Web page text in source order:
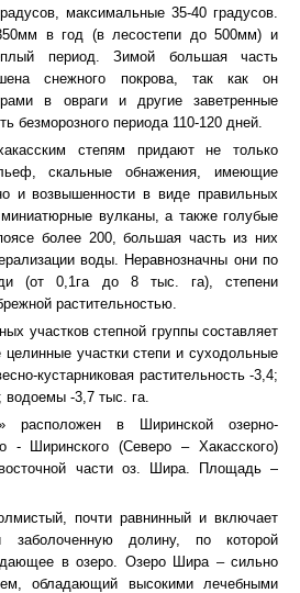
максимальные 35-40 градусов.
в год (в лесостепи до 500мм) и
период. Зимой большая часть
снежного покрова, так как он
в овраги и другие заветренные
безморозного периода 110-120 дней.
степям придают не только
скальные обнажения, имеющие
и возвышенности в виде правильных
вулканы, а также голубые
более 200, большая часть из них
воды. Неравнозначны они по
(от 0,1га до 8 тыс. га), степени
растительностью.
участков степной группы составляет
участки степи и суходольные
кустарниковая растительность -3,4;
водоемы -3,7 тыс. га.
расположен в Ширинской озерно-
- Ширинского (Северо – Хакасского)
восточной части оз. Шира. Площадь –
почти равнинный и включает
заболоченную долину, по которой
в озеро. Озеро Шира – сильно
обладающий высокими лечебными